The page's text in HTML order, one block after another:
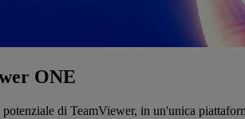
ONE
di TeamViewer, in un'unica